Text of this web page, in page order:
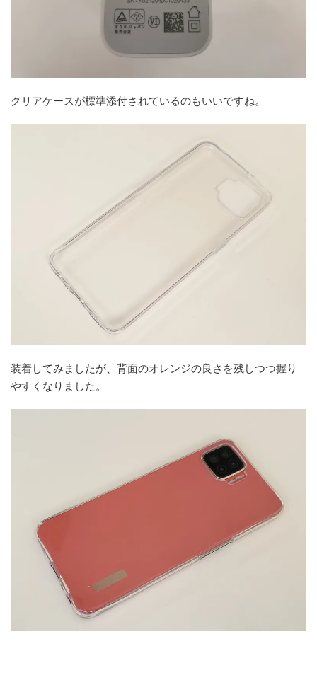
クリアケースが標準添付されているのもいいですね。
装着してみましたが、背面のオレンジの良さを残しつつ握り
やすくなりました。